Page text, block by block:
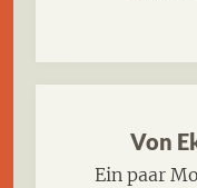
Von
Ein paar